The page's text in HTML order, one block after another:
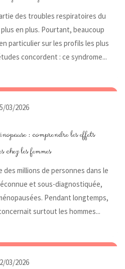
des troubles respiratoires du
en plus. Pourtant, beaucoup
particulier sur les profils les plus
concordent : ce syndrome...
03/2026
: comprendre les effets
chez les femmes
des millions de personnes dans le
et sous-diagnostiquée,
Pendant longtemps,
surtout les hommes...
03/2026